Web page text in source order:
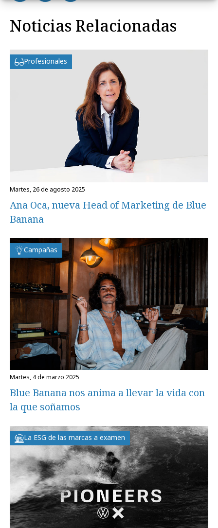
Noticias Relacionadas
Profesionales
martes, 26 de agosto 2025
Ana Oca, nueva Head of Marketing de Blue
Banana
Campañas
martes, 4 de marzo 2025
Blue Banana nos anima a llevar la vida con
la que soñamos
La ESG de las marcas a examen